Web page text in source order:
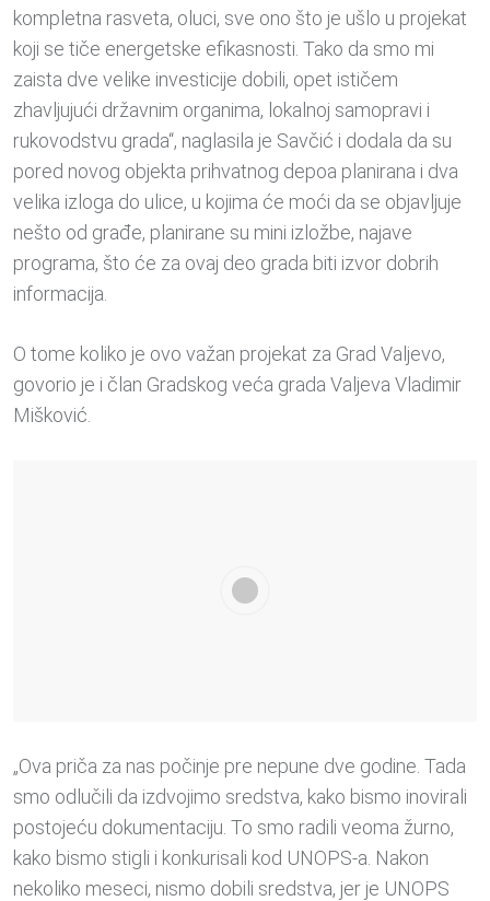
kompletna rasveta, oluci, sve ono što je ušlo u projekat
koji se tiče energetske efikasnosti. Tako da smo mi
zaista dve velike investicije dobili, opet ističem
zhavljujući državnim organima, lokalnoj samopravi i
rukovodstvu grada“, naglasila je Savčić i dodala da su
pored novog objekta prihvatnog depoa planirana i dva
velika izloga do ulice, u kojima će moći da se objavljuje
nešto od građe, planirane su mini izložbe, najave
programa, što će za ovaj deo grada biti izvor dobrih
informacija.
O tome koliko je ovo važan projekat za Grad Valjevo,
govorio je i član Gradskog veća grada Valjeva Vladimir
Mišković.
„Ova priča za nas počinje pre nepune dve godine. Tada
smo odlučili da izdvojimo sredstva, kako bismo inovirali
postojeću dokumentaciju. To smo radili veoma žurno,
kako bismo stigli i konkurisali kod UNOPS-a. Nakon
nekoliko meseci, nismo dobili sredstva, jer je UNOPS